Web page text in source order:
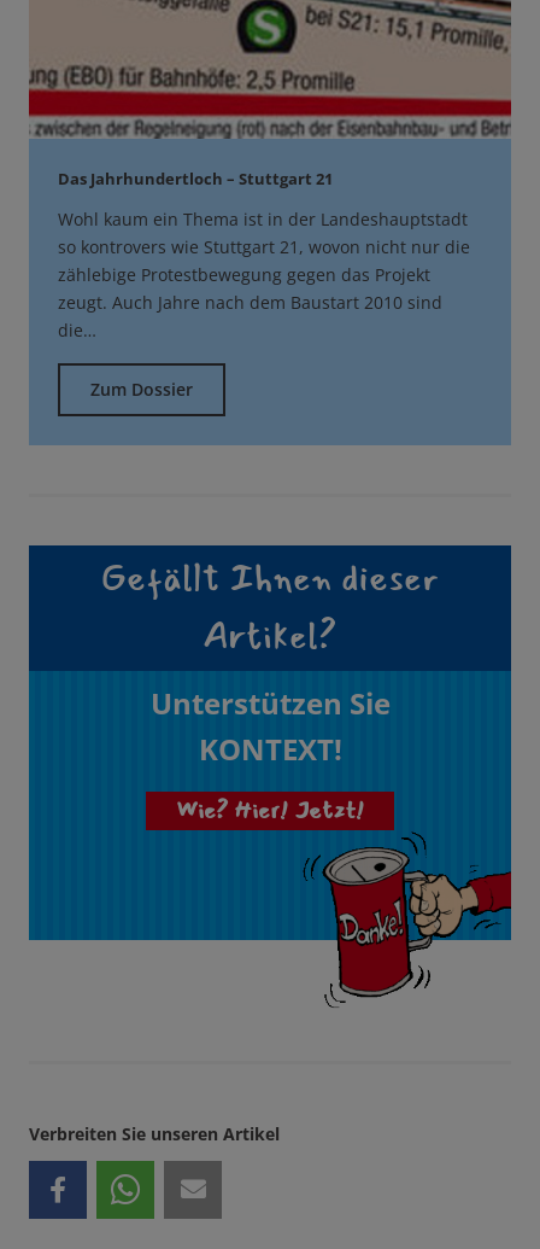
Das Jahrhundertloch – Stuttgart 21
Wohl kaum ein Thema ist in der Landeshauptstadt
so kontrovers wie Stuttgart 21, wovon nicht nur die
zählebige Protestbewegung gegen das Projekt
zeugt. Auch Jahre nach dem Baustart 2010 sind
die…
Zum Dossier
Gefällt Ihnen dieser
Artikel?
Unterstützen Sie
KONTEXT!
Wie? Hier! Jetzt!
Verbreiten Sie unseren Artikel